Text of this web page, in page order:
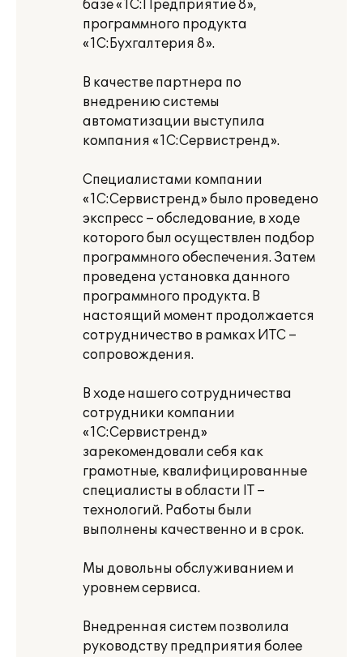
базе «1С:Предприятие 8»,
программного продукта
«1С:Бухгалтерия 8».
В качестве партнера по
внедрению системы
автоматизации выступила
компания «1С:Сервистренд».
Специалистами компании
«1С:Сервистренд» было проведено
экспресс – обследование, в ходе
которого был осуществлен подбор
программного обеспечения. Затем
проведена установка данного
программного продукта. В
настоящий момент продолжается
сотрудничество в рамках ИТС –
сопровождения.
В ходе нашего сотрудничества
сотрудники компании
«1С:Сервистренд»
зарекомендовали себя как
грамотные, квалифицированные
специалисты в области IT –
технологий. Работы были
выполнены качественно и в срок.
Мы довольны обслуживанием и
уровнем сервиса.
Внедренная систем позволила
руководству предприятия более